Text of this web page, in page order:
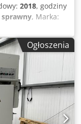
2018, godziny
sprawny, Marka:
Godziny
Stacje:
w stos
mm Głębokość
materiału:
mm
daN Ciśnienie
na minutę: 45
długość
Ogłoszenia